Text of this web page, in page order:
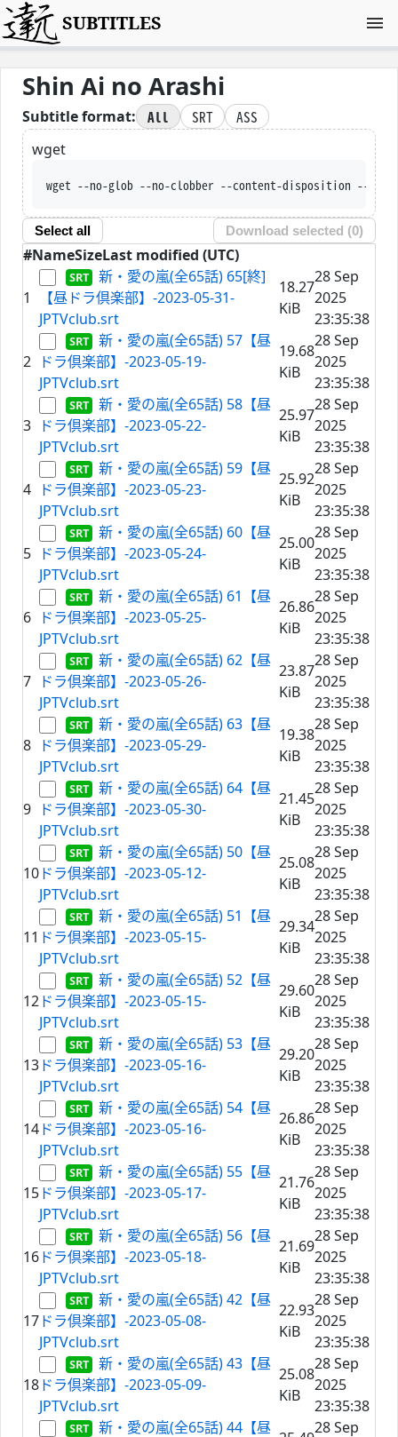
SUBTITLES
Shin Ai no Arashi
Subtitle format: All SRT
ASS
wget
wget --no-glob --no-clobber --
Select all Download selected (0)
#NameSizeLast modified (UTC)
1
新・愛の嵐(全65話) 65[終]
【昼ドラ倶楽部】-2023-05-31-
JPTVclub.srt
18.27
KiB
28 Sep
2025
23:35:38
2
新・愛の嵐(全65話) 57【昼
ドラ倶楽部】-2023-05-19-
JPTVclub.srt
19.68
KiB
28 Sep
2025
23:35:38
3
新・愛の嵐(全65話) 58【昼
ドラ倶楽部】-2023-05-22-
JPTVclub.srt
25.97
KiB
28 Sep
2025
23:35:38
4
新・愛の嵐(全65話) 59【昼
ドラ倶楽部】-2023-05-23-
JPTVclub.srt
25.92
KiB
28 Sep
2025
23:35:38
5
新・愛の嵐(全65話) 60【昼
ドラ倶楽部】-2023-05-24-
JPTVclub.srt
25.00
KiB
28 Sep
2025
23:35:38
6
新・愛の嵐(全65話) 61【昼
ドラ倶楽部】-2023-05-25-
JPTVclub.srt
26.86
KiB
28 Sep
2025
23:35:38
7
新・愛の嵐(全65話) 62【昼
ドラ倶楽部】-2023-05-26-
JPTVclub.srt
23.87
KiB
28 Sep
2025
23:35:38
8
新・愛の嵐(全65話) 63【昼
ドラ倶楽部】-2023-05-29-
JPTVclub.srt
19.38
KiB
28 Sep
2025
23:35:38
9
新・愛の嵐(全65話) 64【昼
ドラ倶楽部】-2023-05-30-
JPTVclub.srt
21.45
KiB
28 Sep
2025
23:35:38
10
新・愛の嵐(全65話) 50【昼
ドラ倶楽部】-2023-05-12-
JPTVclub.srt
25.08
KiB
28 Sep
2025
23:35:38
11
新・愛の嵐(全65話) 51【昼
ドラ倶楽部】-2023-05-15-
JPTVclub.srt
29.34
KiB
28 Sep
2025
23:35:38
12
新・愛の嵐(全65話) 52【昼
ドラ倶楽部】-2023-05-15-
JPTVclub.srt
29.60
KiB
28 Sep
2025
23:35:38
13
新・愛の嵐(全65話) 53【昼
ドラ倶楽部】-2023-05-16-
JPTVclub.srt
29.20
KiB
28 Sep
2025
23:35:38
14
新・愛の嵐(全65話) 54【昼
ドラ倶楽部】-2023-05-16-
JPTVclub.srt
26.86
KiB
28 Sep
2025
23:35:38
15
新・愛の嵐(全65話) 55【昼
ドラ倶楽部】-2023-05-17-
JPTVclub.srt
21.76
KiB
28 Sep
2025
23:35:38
16
新・愛の嵐(全65話) 56【昼
ドラ倶楽部】-2023-05-18-
JPTVclub.srt
21.69
KiB
28 Sep
2025
23:35:38
17
新・愛の嵐(全65話) 42【昼
ドラ倶楽部】-2023-05-08-
JPTVclub.srt
22.93
KiB
28 Sep
2025
23:35:38
18
新・愛の嵐(全65話) 43【昼
ドラ倶楽部】-2023-05-09-
JPTVclub.srt
25.08
KiB
28 Sep
2025
23:35:38
新・愛の嵐(全65話) 44【昼
28 Sep